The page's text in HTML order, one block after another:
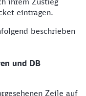
eintragen.
beschrieben
und DB
Zeile auf